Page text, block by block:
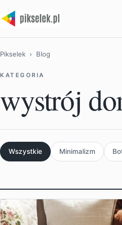
Pikselek › Blog
KATEGORIA
wystrój
Wszystkie Minimalizm